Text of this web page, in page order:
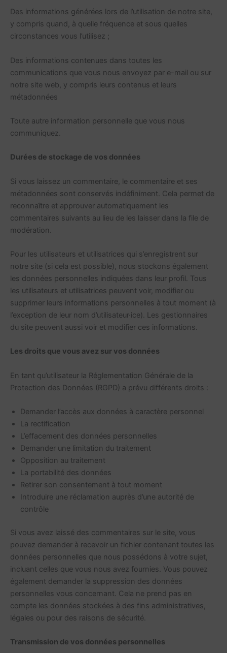
Des informations générées lors de l’utilisation de notre site,
y compris quand, à quelle fréquence et sous quelles
circonstances vous l’utilisez ;
Des informations contenues dans toutes les
communications que vous nous envoyez par e-mail ou sur
notre site web, y compris leurs contenus et leurs
métadonnées
Toute autre information personnelle que vous nous
communiquez.
Durées de stockage de vos données
Si vous laissez un commentaire, le commentaire et ses
métadonnées sont conservés indéfiniment. Cela permet de
reconnaître et approuver automatiquement les
commentaires suivants au lieu de les laisser dans la file de
modération.
Pour les utilisateurs et utilisatrices qui s’enregistrent sur
notre site (si cela est possible), nous stockons également
les données personnelles indiquées dans leur profil. Tous
les utilisateurs et utilisatrices peuvent voir, modifier ou
supprimer leurs informations personnelles à tout moment (à
l’exception de leur nom d’utilisateur·ice). Les gestionnaires
du site peuvent aussi voir et modifier ces informations.
Les droits que vous avez sur vos données
En tant qu’utilisateur la Réglementation Générale de la
Protection des Données (RGPD) a prévu différents droits :
Demander l’accès aux données à caractère personnel
La rectification
L’effacement des données personnelles
Demander une limitation du traitement
Opposition au traitement
La portabilité des données
Retirer son consentement à tout moment
Introduire une réclamation auprès d’une autorité de
contrôle
Si vous avez laissé des commentaires sur le site, vous
pouvez demander à recevoir un fichier contenant toutes les
données personnelles que nous possédons à votre sujet,
incluant celles que vous nous avez fournies. Vous pouvez
également demander la suppression des données
personnelles vous concernant. Cela ne prend pas en
compte les données stockées à des fins administratives,
légales ou pour des raisons de sécurité.
Transmission de vos données personnelles